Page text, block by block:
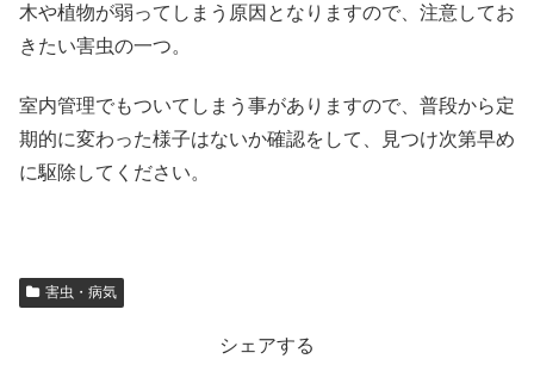
木や植物が弱ってしまう原因となりますので、注意してお
きたい害虫の一つ。
室内管理でもついてしまう事がありますので、普段から定
期的に変わった様子はないか確認をして、見つけ次第早め
に駆除してください。
害虫・病気
シェアする